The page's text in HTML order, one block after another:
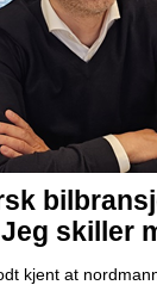
skiller
kjent at